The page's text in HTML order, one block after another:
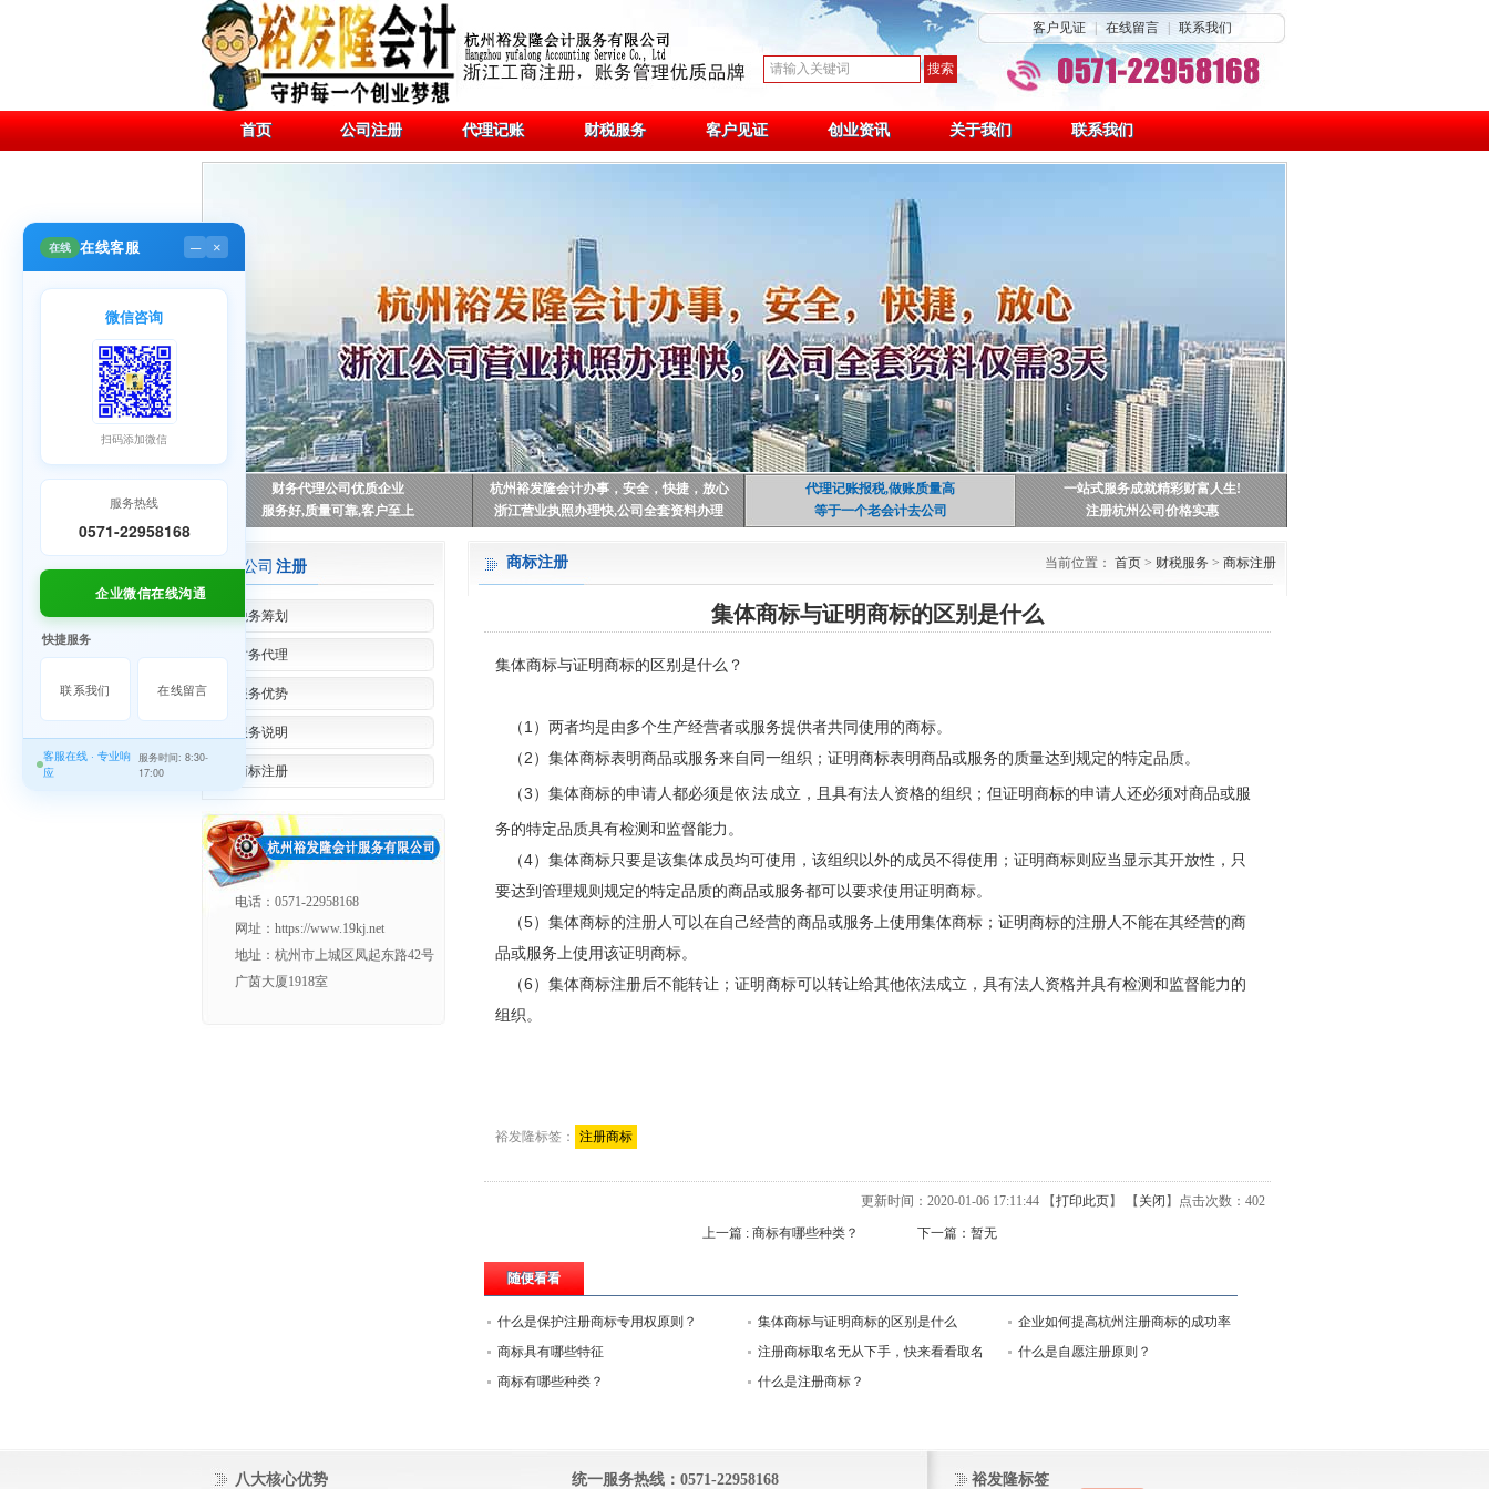
客户见证 在线留言 联系我们
首页 公司注册 代理记账 财税服务 客户见证 创业资讯 关于我们 联系我们
财务代理公司优质企业
服务好,质量可靠,客户至上
杭州裕发隆会计办事，安全，快捷，放心
浙江营业执照办理快,公司全套资料办理
代理记账报税,做账质量高
等于一个老会计去公司
一站式服务成就精彩财富人生!
注册杭州公司价格实惠
公司 注册
税务筹划
财务代理
服务优势
服务说明
商标注册
电话：0571-22958168
网址：https://www.19kj.net
地址：杭州市上城区凤起东路42号
广茵大厦1918室
商标注册 当前位置： 首页 > 财税服务 > 商标注册
集体商标与证明商标的区别是什么
集体商标与证明商标的区别是什么？
（1）两者均是由多个生产经营者或服务提供者共同使用的商标。
（2）集体商标表明商品或服务来自同一组织；证明商标表明商品或服务的质量达到规定的特定品质。
（3）集体商标的申请人都必须是依法成立，且具有法人资格的组织；但证明商标的申请人还必须对商品或服
务的特定品质具有检测和监督能力。
（4）集体商标只要是该集体成员均可使用，该组织以外的成员不得使用；证明商标则应当显示其开放性，只
要达到管理规则规定的特定品质的商品或服务都可以要求使用证明商标。
（5）集体商标的注册人可以在自己经营的商品或服务上使用集体商标；证明商标的注册人不能在其经营的商
品或服务上使用该证明商标。
（6）集体商标注册后不能转让；证明商标可以转让给其他依法成立，具有法人资格并具有检测和监督能力的
组织。
裕发隆标签： 注册商标
点击次数： 402
更新时间：2020-01-06 17:11:44 【打印此页】 【 关闭 】
上一篇 : 商标有哪些种类？ 下一篇：暂无
随便看看
什么是保护注册商标专用权原则？ 集体商标与证明商标的区别是什么
企业如何提高杭州注册商标的成功率
商标具有哪些特征
注册商标取名无从下手，快来看看取名
技巧
什么是自愿注册原则？
商标有哪些种类？
什么是注册商标？
八大核心优势 统一服务热线：0571-22958168 裕发隆标签
在线 在线客服 ─ ×
微信咨询
扫码添加微信
服务热线
0571-22958168
企业微信在线沟通
快捷服务
联系我们 在线留言
客服在线 · 专业响
应
服务时间: 8:30-
17:00